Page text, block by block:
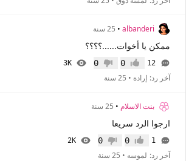
albanderi
• 25 سنة
ممكن يا أخوات......؟؟؟؟
12 إعجاب0 عدم إعجاب
0
3K
آخر رد: إرادة • 25 سنة
بنت الاسلام • 25 سنة
ارجوا الرد سريعا
1 إعجاب0 عدم إعجاب
0
2K
آخر رد: لموسه • 25 سنة